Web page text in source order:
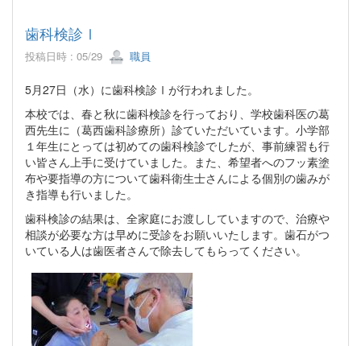
歯科検診Ⅰ
投稿日時 : 05/29 職員
5月27日（水）に歯科検診Ⅰが行われました。
本校では、春と秋に歯科検診を行っており、学校歯科医の葛
西先生に（葛西歯科診療所）診ていただいています。小学部
１年生にとっては初めての歯科検診でしたが、事前練習も行
い皆さん上手に受けていました。また、希望者へのフッ素塗
布や要指導の方について歯科衛生士さんによる個別の歯みが
き指導も行いました。
歯科検診の結果は、全家庭にお渡ししていますので、治療や
相談が必要な方は早めに受診をお願いいたします。歯石がつ
いている人は歯医者さんで除去してもらってください。